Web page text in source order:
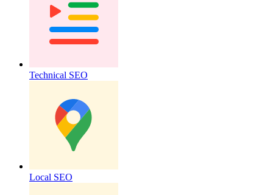
Technical SEO
Local SEO